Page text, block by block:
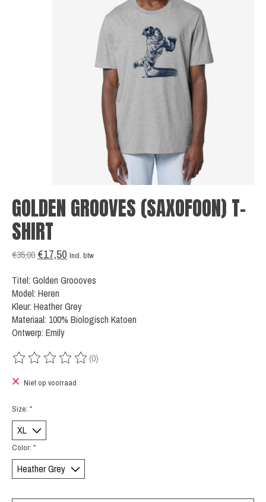
GOLDEN GROOVES (SAXOFOON) T-
SHIRT
€35,00 €17,50 Incl. btw
Titel: Golden Groooves
Model: Heren
Kleur: Heather Grey
Materiaal: 100% Biologisch Katoen
Ontwerp: Emily
De beoordeling van dit product is
(0)
Niet op voorraad
Size: *
Color: *